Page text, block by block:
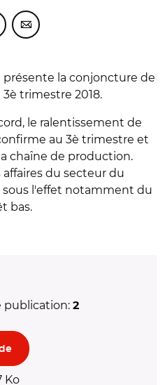
sur Facebook
cette page sur Linkedin
cette page sur Twitter
Partager cette page sur
la conjoncture de
trimestre 2018.
le ralentissement de
au 3è trimestre et
chaîne de production.
du secteur du
sous l'effet notamment du
bas.
publication: 2
(nouvelle fenêtre)
Ko